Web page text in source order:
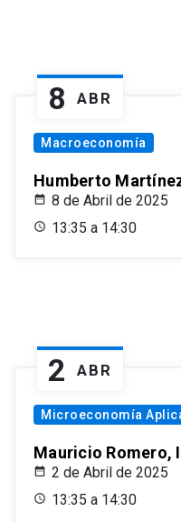
8 ABR
Macroeconomía
Humberto
8 de Abril de 2025
13:35 a 14:30
2 ABR
Microeconomía
Mauricio Romero,
2 de Abril de 2025
13:35 a 14:30